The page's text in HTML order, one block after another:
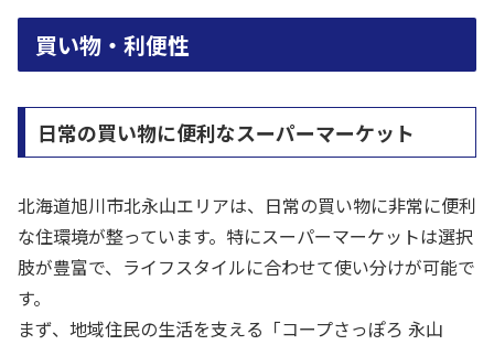
買い物・利便性
日常の買い物に便利なスーパーマーケット
北海道旭川市北永山エリアは、日常の買い物に非常に便利
な住環境が整っています。特にスーパーマーケットは選択
肢が豊富で、ライフスタイルに合わせて使い分けが可能で
す。
まず、地域住民の生活を支える「コープさっぽろ 永山